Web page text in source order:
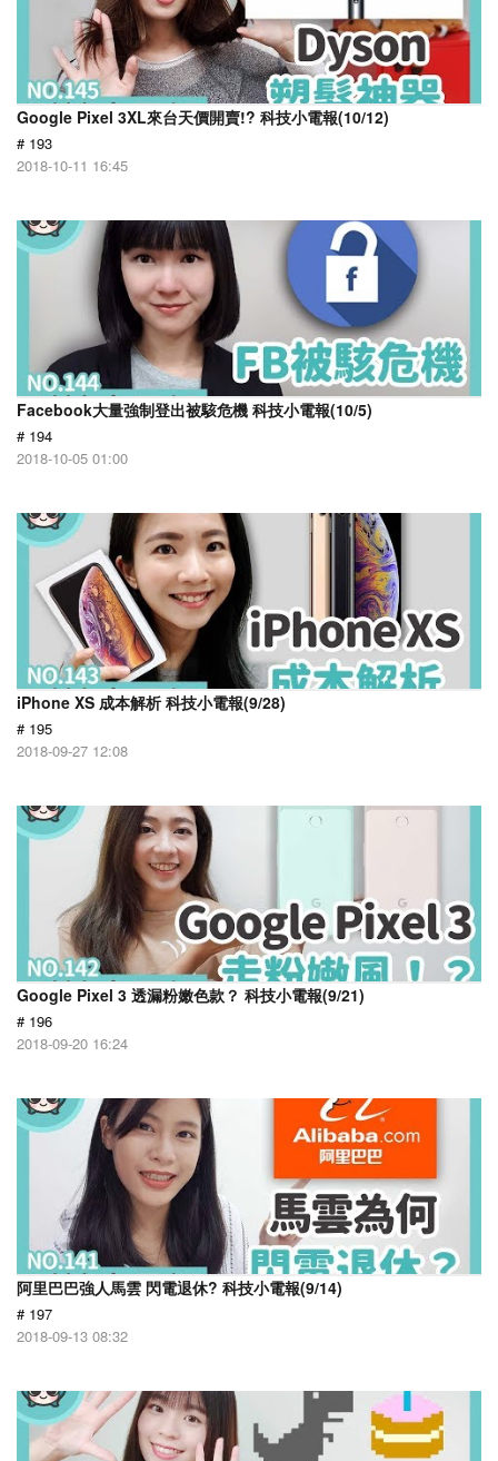
Google Pixel 3XL來台天價開賣!? 科技小電報(10/12)
# 193
2018-10-11 16:45
Facebook大量強制登出被駭危機 科技小電報(10/5)
# 194
2018-10-05 01:00
iPhone XS 成本解析 科技小電報(9/28)
# 195
2018-09-27 12:08
Google Pixel 3 透漏粉嫩色款？ 科技小電報(9/21)
# 196
2018-09-20 16:24
阿里巴巴強人馬雲 閃電退休? 科技小電報(9/14)
# 197
2018-09-13 08:32